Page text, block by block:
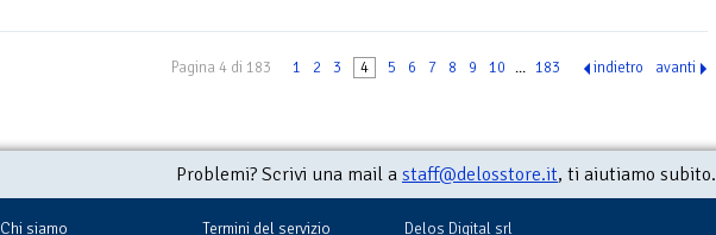
Pagina 4 di 183 1 2 3 4 5 6 7 8 9 10 ... 183 indietro avanti
Problemi? Scrivi una mail a staff@delosstore.it, ti aiutiamo subito.
Chi siamo Termini del servizio Delos Digital srl